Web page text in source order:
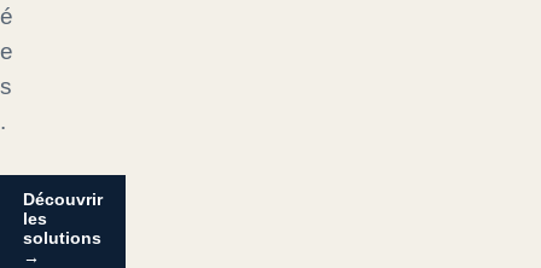
é
e
s
.
Découvrir
les
solutions
→